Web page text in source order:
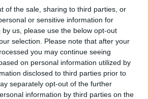
of the sale, sharing to third parties, or
or sensitive information for
us, please use the below opt-out
selection. Please note that after your
you may continue seeing
on personal information utilized by
disclosed to third parties prior to
separately opt-out of the further
information by third parties on the
alle:13:41:03
di immortale1del05/07/2019alle20:50:55
dalla cina va di moda che al venditore i corrieri
e poi da riscossori dazi e iva quì in italia
,tnt ecc.rivalendosi sull'acquirente
...